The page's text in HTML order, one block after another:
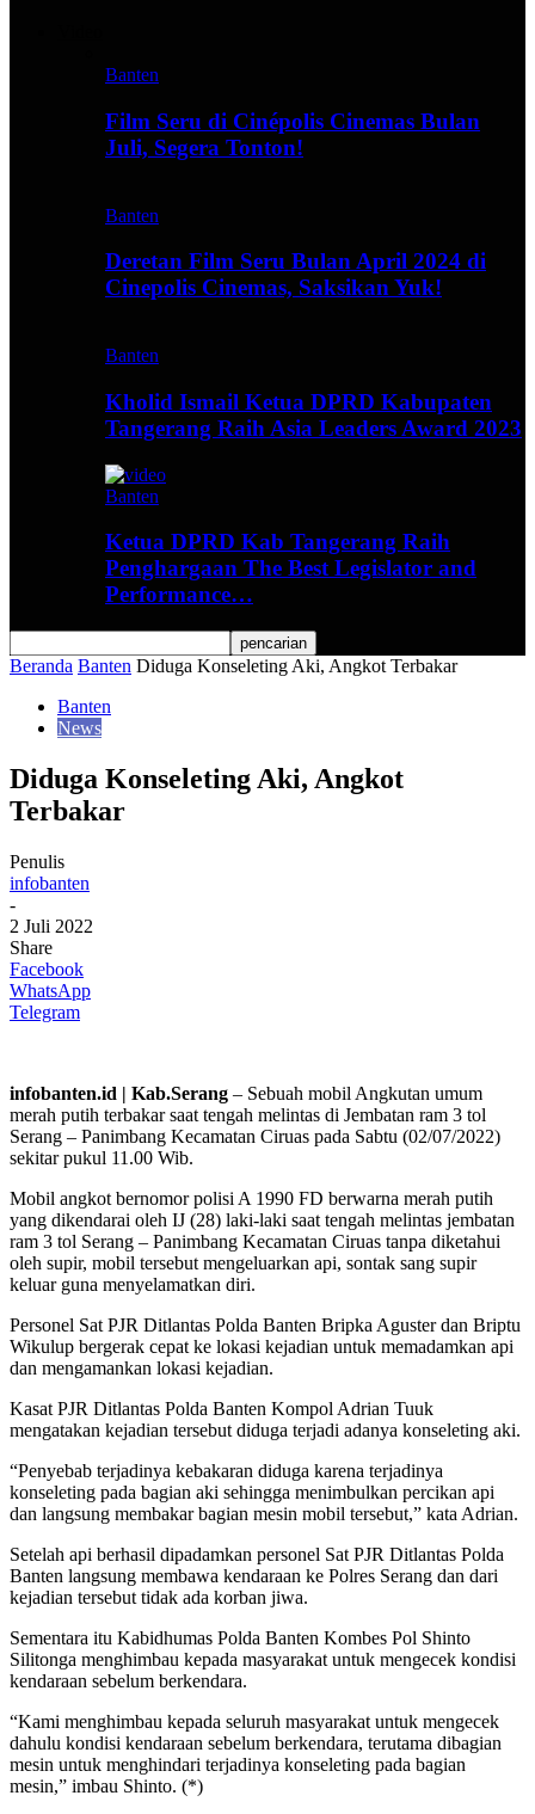
Banten
Film Seru di Cinépolis Cinemas Bulan
Juli, Segera Tonton!
Banten
Deretan Film Seru Bulan April 2024 di
Cinepolis Cinemas, Saksikan Yuk!
Banten
Kholid Ismail Ketua DPRD Kabupaten
Tangerang Raih Asia Leaders Award 2023
Banten
Ketua DPRD Kab Tangerang Raih
Penghargaan The Best Legislator and
Performance…
Beranda Banten Diduga Konseleting Aki, Angkot Terbakar
Banten
News
Diduga Konseleting Aki, Angkot
Terbakar
Penulis
infobanten
-
2 Juli 2022
Share
Facebook
WhatsApp
Telegram
infobanten.id | Kab.Serang – Sebuah mobil Angkutan umum
merah putih terbakar saat tengah melintas di Jembatan ram 3 tol
Serang – Panimbang Kecamatan Ciruas pada Sabtu (02/07/2022)
sekitar pukul 11.00 Wib.
Mobil angkot bernomor polisi A 1990 FD berwarna merah putih
yang dikendarai oleh IJ (28) laki-laki saat tengah melintas jembatan
ram 3 tol Serang – Panimbang Kecamatan Ciruas tanpa diketahui
oleh supir, mobil tersebut mengeluarkan api, sontak sang supir
keluar guna menyelamatkan diri.
Personel Sat PJR Ditlantas Polda Banten Bripka Aguster dan Briptu
Wikulup bergerak cepat ke lokasi kejadian untuk memadamkan api
dan mengamankan lokasi kejadian.
Kasat PJR Ditlantas Polda Banten Kompol Adrian Tuuk
mengatakan kejadian tersebut diduga terjadi adanya konseleting aki.
“Penyebab terjadinya kebakaran diduga karena terjadinya
konseleting pada bagian aki sehingga menimbulkan percikan api
dan langsung membakar bagian mesin mobil tersebut,” kata Adrian.
Setelah api berhasil dipadamkan personel Sat PJR Ditlantas Polda
Banten langsung membawa kendaraan ke Polres Serang dan dari
kejadian tersebut tidak ada korban jiwa.
Sementara itu Kabidhumas Polda Banten Kombes Pol Shinto
Silitonga menghimbau kepada masyarakat untuk mengecek kondisi
kendaraan sebelum berkendara.
“Kami menghimbau kepada seluruh masyarakat untuk mengecek
dahulu kondisi kendaraan sebelum berkendara, terutama dibagian
mesin untuk menghindari terjadinya konseleting pada bagian
mesin,” imbau Shinto. (*)